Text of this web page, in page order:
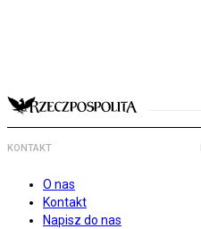
KONTAKT
O nas
Kontakt
Napisz do nas